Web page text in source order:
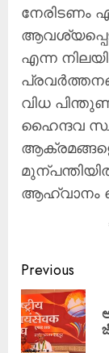
എന്ന
വിധ
ഹൈന്ദവ
ആഹ്വാനം
Continue
Previous